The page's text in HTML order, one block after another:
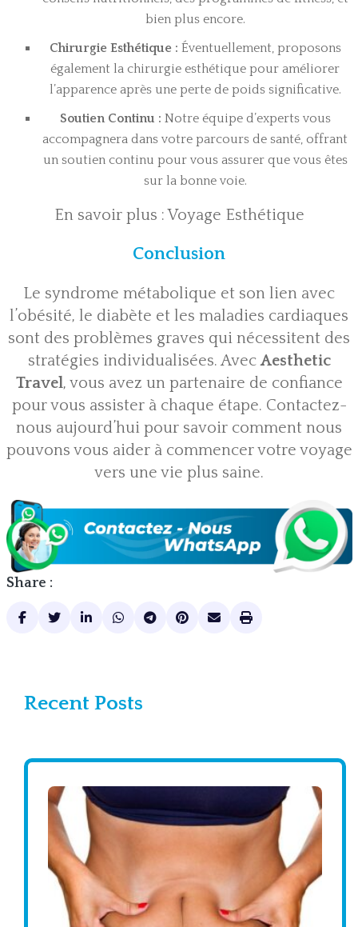
bien plus encore.
Chirurgie Esthétique : Éventuellement, proposons
également la chirurgie esthétique pour améliorer
l’apparence après une perte de poids significative.
Soutien Continu : Notre équipe d’experts vous
accompagnera dans votre parcours de santé, offrant
un soutien continu pour vous assurer que vous êtes
sur la bonne voie.
En savoir plus :Voyage Esthétique
Conclusion
Le syndrome métabolique et son lien avec
l’obésité, le diabète et les maladies cardiaques
sont des problèmes graves qui nécessitent des
stratégies individualisées. AvecAesthetic
Travel, vous avez un partenaire de confiance
pour vous assister à chaque étape. Contactez-
nous aujourd’hui pour savoir comment nous
pouvons vous aider à commencer votre voyage
vers une vie plus saine.
Share :
Recent Posts